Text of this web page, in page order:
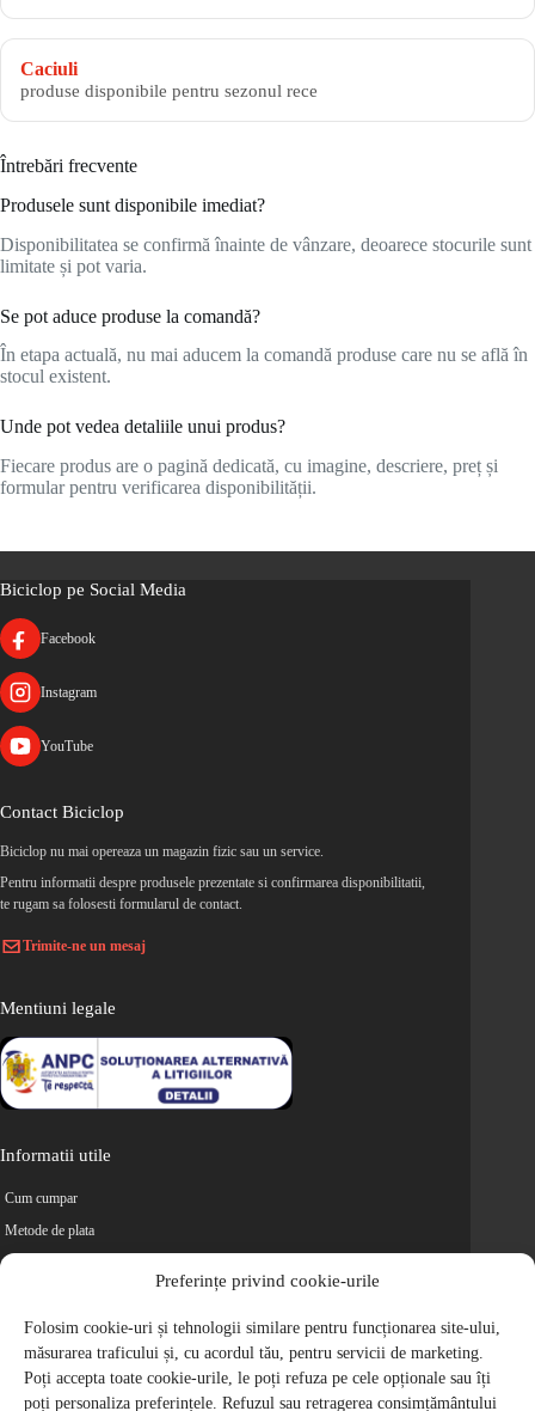
Preferințe privind cookie-urile
Folosim cookie-uri și tehnologii similare pentru funcționarea site-ului,
măsurarea traficului și, cu acordul tău, pentru servicii de marketing.
Poți accepta toate cookie-urile, le poți refuza pe cele opționale sau îți
poți personaliza preferințele. Refuzul sau retragerea consimțământului
Caciuli
produse disponibile pentru sezonul rece
Întrebări frecvente
Produsele sunt disponibile imediat?
Disponibilitatea se confirmă înainte de vânzare, deoarece stocurile sunt
limitate și pot varia.
Se pot aduce produse la comandă?
În etapa actuală, nu mai aducem la comandă produse care nu se află în
stocul existent.
Unde pot vedea detaliile unui produs?
Fiecare produs are o pagină dedicată, cu imagine, descriere, preț și
formular pentru verificarea disponibilității.
Biciclop pe Social Media
Facebook
Instagram
YouTube
Contact Biciclop
Biciclop nu mai opereaza un magazin fizic sau un service.
Pentru informatii despre produsele prezentate si confirmarea disponibilitatii,
te rugam sa folosesti formularul de contact.
Trimite-ne un mesaj
Mentiuni legale
Informatii utile
Cum cumpar
Metode de plata
Retur
Cariere
Politica de Confidentialitate